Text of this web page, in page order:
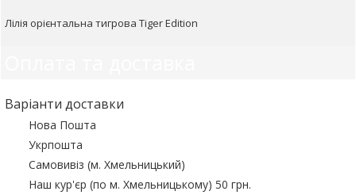
Лілія орієнтальна тигрова Tiger Edition
Варіанти доставки
Нова Пошта
Укрпошта
Самовивіз (м. Хмельницький)
Наш кур'єр (по м. Хмельницькому) 50 грн.